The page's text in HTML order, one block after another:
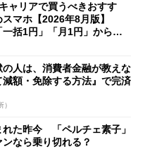
ャリアで買うべきおすす
スマホ【2026年8月版】
一括1円」「月1円」からお
人は、消費者金融が教えな
額・免除する方法』で完済
れた昨今 「ペルチェ素子」
なら乗り切れる？